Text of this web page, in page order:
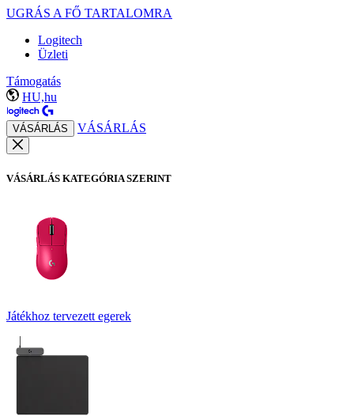
UGRÁS A FŐ TARTALOMRA
Logitech
Üzleti
Támogatás
HU,hu
VÁSÁRLÁS VÁSÁRLÁS
VÁSÁRLÁS KATEGÓRIA SZERINT
Játékhoz tervezett egerek